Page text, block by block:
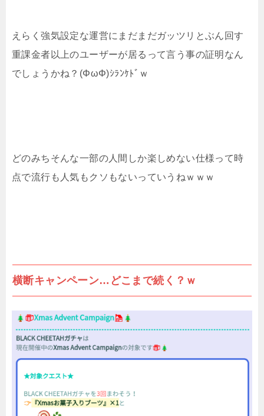
えらく強気設定な運営にまだまだガッツリとぶん回す
重課金者以上のユーザーが居るって言う事の証明なん
でしょうかね？(ΦωΦ)ｼﾗﾝｹﾄﾞｗ
どのみちそんな一部の人間しか楽しめない仕様って時
点で流行も人気もクソもないっていうねｗｗｗ
横断キャンペーン…どこまで続く？ｗ